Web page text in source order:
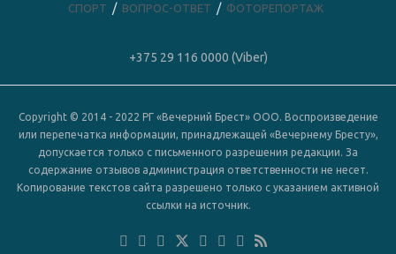
СПОРТ
ВОПРОС-ОТВЕТ ФОТОРЕПОРТАЖ
+375 29 116 0000 (Viber)
Copyright © 2014 - 2022 РГ «Вечерний Брест» ООО. Воспроизведение
или перепечатка информации, принадлежащей «Вечернему Бресту»,
допускается только с письменного разрешения редакции. За
содержание отзывов администрация ответственности не несет.
Копирование текстов сайта разрешено только с указанием активной
ссылки на источник.